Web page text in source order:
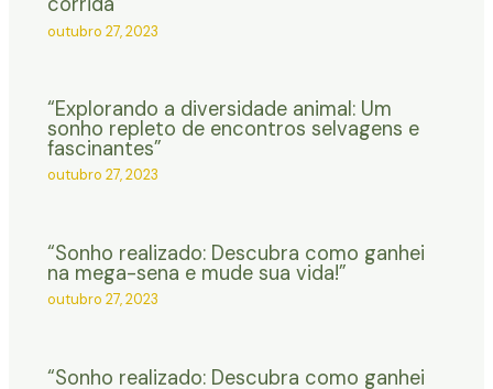
outubro 27, 2023
“Explorando a diversidade animal: Um
sonho repleto de encontros selvagens e
fascinantes”
outubro 27, 2023
“Sonho realizado: Descubra como ganhei
na mega-sena e mude sua vida!”
outubro 27, 2023
“Sonho realizado: Descubra como ganhei